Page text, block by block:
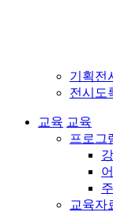
기획전
전시도
교육 교육
프로그
교육자